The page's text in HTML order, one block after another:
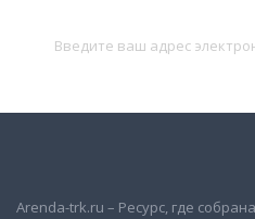
Arenda-trk.ru – Ресурс, где